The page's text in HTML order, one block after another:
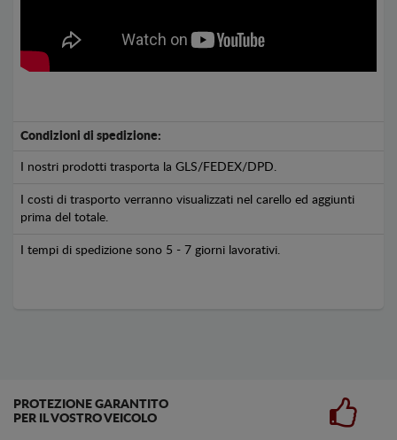
Condizioni di spedizione:
I nostri prodotti trasporta la GLS/FEDEX/DPD.
I costi di trasporto verranno visualizzati nel carello ed aggiunti
prima del totale.
I tempi di spedizione sono 5 - 7 giorni lavorativi.
PROTEZIONE GARANTITO
PER IL VOSTRO VEICOLO